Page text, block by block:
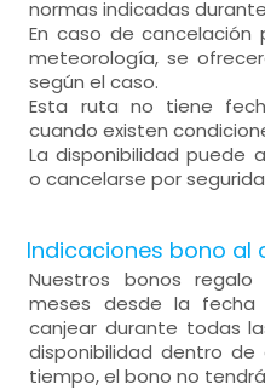
normas indicadas
En caso de
meteorología, se
según el caso.
Esta ruta no tiene
cuando existen
La disponibilidad puede
o cancelarse por
Indicaciones bono al
Nuestros bonos
meses desde la
canjear durante todas
disponibilidad dentro
tiempo, el bono no